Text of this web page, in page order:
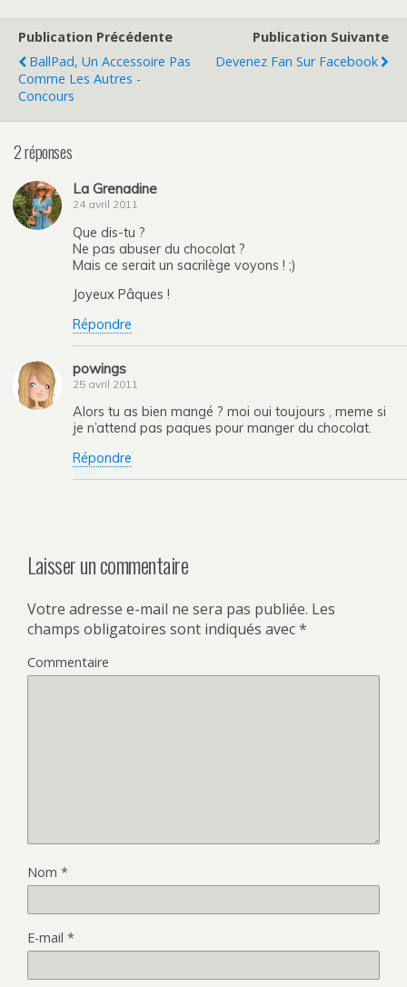
Publication Précédente
BallPad, Un Accessoire Pas
Comme Les Autres -
Concours
Publication Suivante
Devenez Fan Sur Facebook
2 réponses
La Grenadine
24 avril 2011
Que dis-tu ?
Ne pas abuser du chocolat ?
Mais ce serait un sacrilège voyons ! ;)
Joyeux Pâques !
Répondre
powings
25 avril 2011
Alors tu as bien mangé ? moi oui toujours , meme si
je n’attend pas paques pour manger du chocolat.
Répondre
Laisser un commentaire
Votre adresse e-mail ne sera pas publiée. Les
champs obligatoires sont indiqués avec*
Commentaire
Nom *
E-mail *